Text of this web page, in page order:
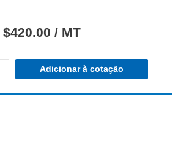
$420.00 / MT
Adicionar à cotação